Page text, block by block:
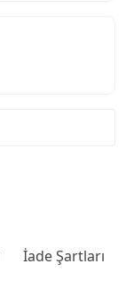
İade Şartları